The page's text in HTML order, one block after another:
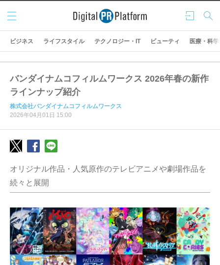
ログ
イン
検索
メニ
ュー
ビジネス ライフスタイル テクノロジー・IT ビューティ 医療・科学
バンダイナムコフィルムワークス 2026年春の新作
ラインナップ紹介
株式会社バンダイナムコフィルムワークス
2026年04月01日 15:00
オリジナル作品・人気原作のテレビアニメや劇場作品を
続々と展開